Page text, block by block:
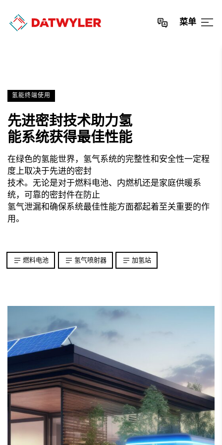
菜单
氢能终端使用
先进密封技术助力氢
能系统获得最佳性能
在绿色的氢能世界，氢气系统的完整性和安全性一定程
度上取决于先进的密封
技术。无论是对于燃料电池、内燃机还是家庭供暖系
统，可靠的密封件在防止
氢气泄漏和确保系统最佳性能方面都起着至关重要的作
用。
燃料电池 氢气喷射器 加氢站